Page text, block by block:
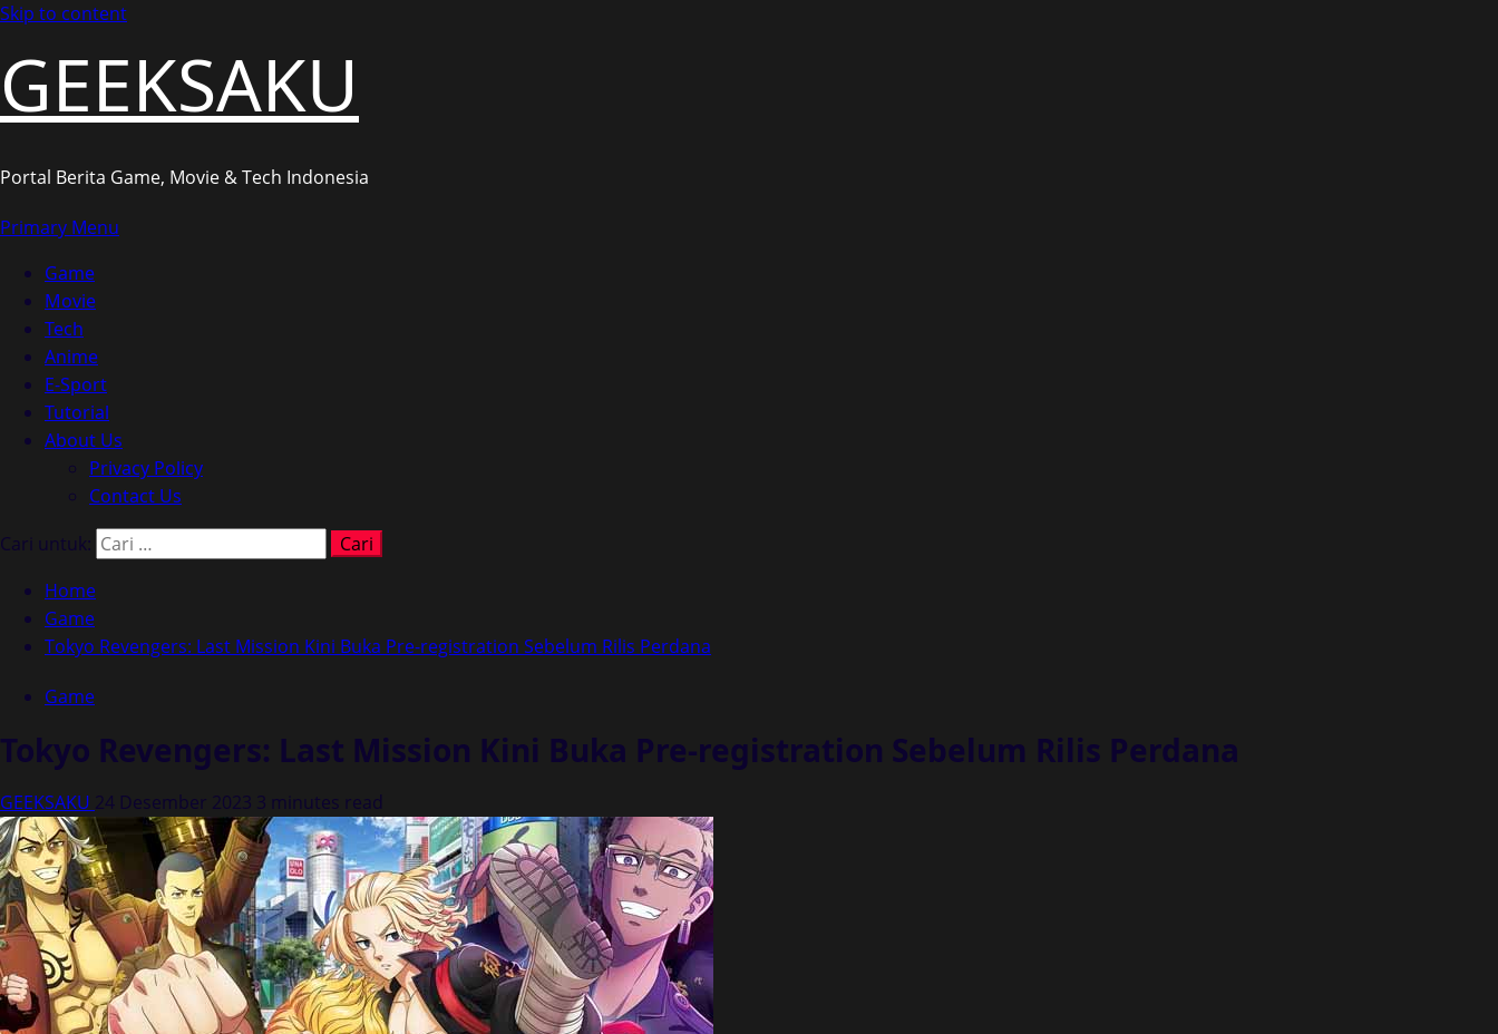
Skip to content
GEEKSAKU
Portal Berita Game, Movie & Tech Indonesia
Primary Menu
Game
Movie
Tech
Anime
E-Sport
Tutorial
About Us
Privacy Policy
Contact Us
Cari untuk:
Home
Game
Tokyo Revengers: Last Mission Kini Buka Pre-registration Sebelum Rilis Perdana
Game
Tokyo Revengers: Last Mission Kini Buka Pre-registration Sebelum Rilis Perdana
GEEKSAKU 24 Desember 2023 3 minutes read